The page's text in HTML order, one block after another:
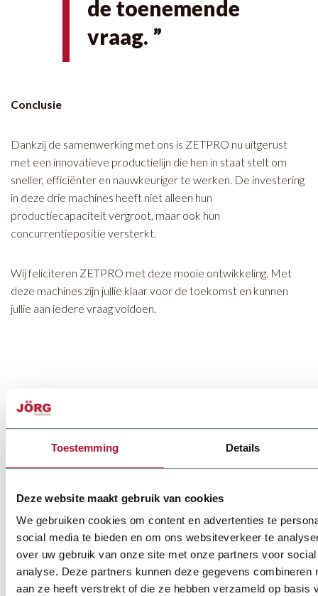
Toestemming Details
Deze website maakt gebruik van cookies
We gebruiken cookies om content en advertenties te
social media te bieden en om ons websiteverkeer te
over uw gebruik van onze site met onze partners voor
analyse. Deze partners kunnen deze gegevens combineren
aan ze heeft verstrekt of die ze hebben verzameld op basis
de toenemende
vraag. ”
Conclusie
Dankzij de samenwerking met ons is ZETPRO nu uitgerust
met een innovatieve productielijn die hen in staat stelt om
sneller, efficiënter en nauwkeuriger te werken. De investering
in deze drie machines heeft niet alleen hun
productiecapaciteit vergroot, maar ook hun
concurrentiepositie versterkt.
Wij feliciteren ZETPRO met deze mooie ontwikkeling. Met
deze machines zijn jullie klaar voor de toekomst en kunnen
jullie aan iedere vraag voldoen.